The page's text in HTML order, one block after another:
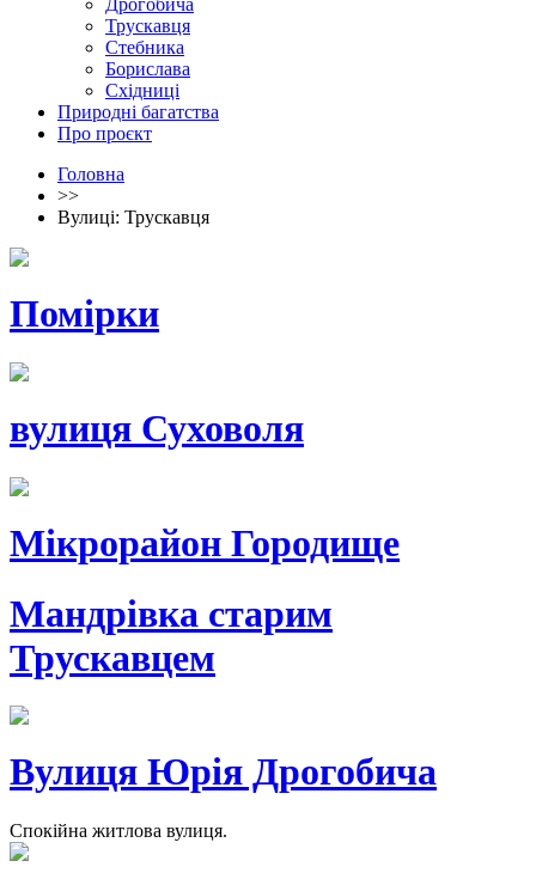
Трускавця
Стебника
Борислава
Східниці
Природні багатства
Про проєкт
Головна
>>
Вулиці: Трускавця
Помірки
вулиця Суховоля
Мікрорайон Городище
Мандрівка старим
Трускавцем
Вулиця Юрія Дрогобича
Cпокійна житлова вулиця.